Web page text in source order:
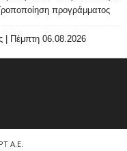
προγράμματος
Πέμπτη 06.08.2026
Α.Ε.